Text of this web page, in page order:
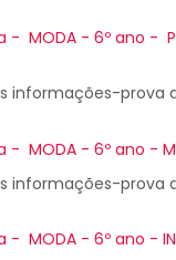
MODA - 6º ano -
informações-prova
MODA - 6º ano -
informações-prova
MODA - 6º ano -